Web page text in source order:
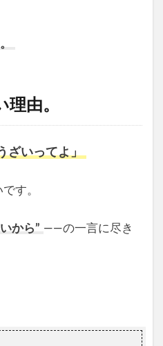
由。
ざいってよ」
す。
から” ――の一言に尽き